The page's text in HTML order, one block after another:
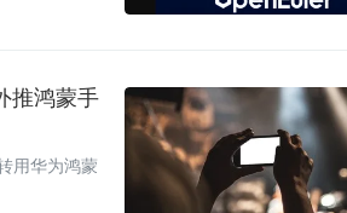
推鸿蒙手
用华为鸿蒙